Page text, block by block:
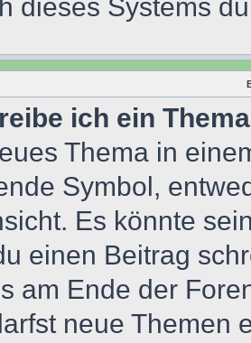
dieses Systems
ich ein
Thema in
Symbol,
Es könnte
einen Beitrag
am Ende der
neue Themen